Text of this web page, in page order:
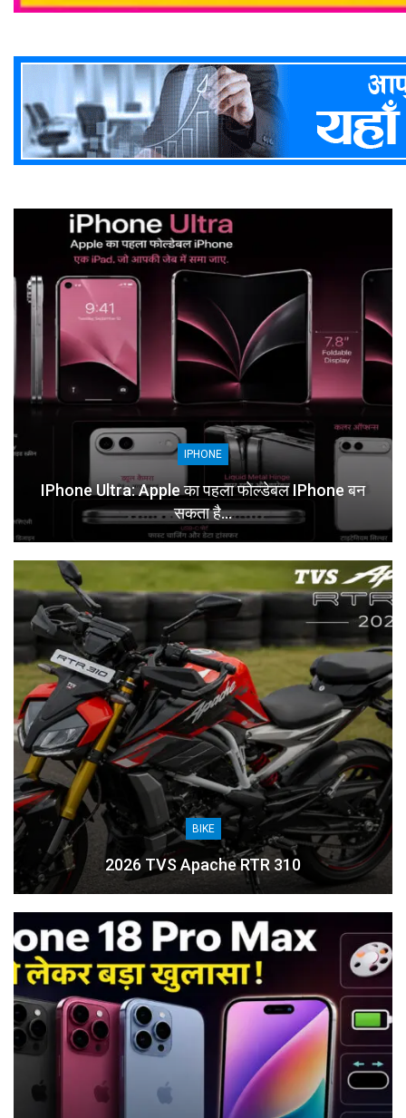
IPHONE
IPhone Ultra: Apple का पहला फोल्डेबल IPhone बन
सकता है…
BIKE
2026 TVS Apache RTR 310